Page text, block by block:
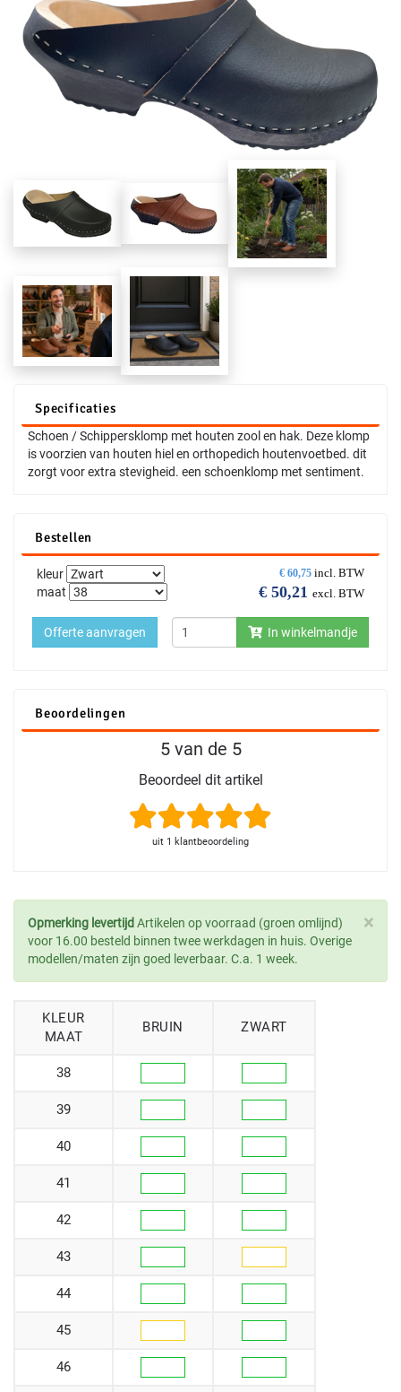
Specificaties
Schoen / Schippersklomp met houten zool en hak. Deze klomp
is voorzien van houten hiel en orthopedich houtenvoetbed. dit
zorgt voor extra stevigheid. een schoenklomp met sentiment.
Bestellen
€ 60,75 incl. BTW
€ 50,21 excl. BTW
kleur
maat
In winkelmandje
Offerte aanvragen
Beoordelingen
5 van de 5
Beoordeel dit artikel
uit 1 klantbeoordeling
×
Opmerking levertijd Artikelen op voorraad (groen omlijnd)
voor 16.00 besteld binnen twee werkdagen in huis. Overige
modellen/maten zijn goed leverbaar. C.a. 1 week.
KLEUR
MAAT
BRUIN ZWART
38
39
40
41
42
43
44
45
46